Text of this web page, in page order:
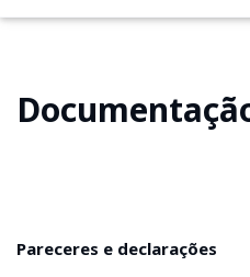
Pareceres e declarações